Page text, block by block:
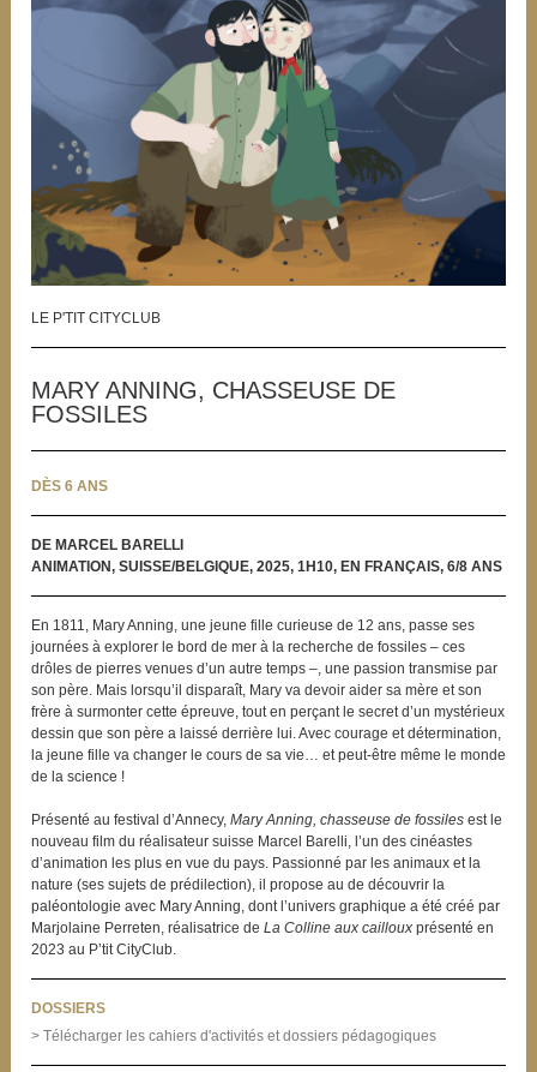
LE P'TIT CITYCLUB
MARY ANNING, CHASSEUSE DE
FOSSILES
DÈS 6 ANS
DE MARCEL BARELLI
ANIMATION, SUISSE/BELGIQUE, 2025, 1H10, EN FRANÇAIS, 6/8 ANS
En 1811, Mary Anning, une jeune fille curieuse de 12 ans, passe ses
journées à explorer le bord de mer à la recherche de fossiles – ces
drôles de pierres venues d’un autre temps –, une passion transmise par
son père. Mais lorsqu’il disparaît, Mary va devoir aider sa mère et son
frère à surmonter cette épreuve, tout en perçant le secret d’un mystérieux
dessin que son père a laissé derrière lui. Avec courage et détermination,
la jeune fille va changer le cours de sa vie… et peut-être même le monde
de la science !
Présenté au festival d’Annecy, Mary Anning, chasseuse de fossiles est le
nouveau film du réalisateur suisse Marcel Barelli, l’un des cinéastes
d’animation les plus en vue du pays. Passionné par les animaux et la
nature (ses sujets de prédilection), il propose au de découvrir la
paléontologie avec Mary Anning, dont l’univers graphique a été créé par
Marjolaine Perreten, réalisatrice de La Colline aux caillouxprésenté en
2023 au P’tit CityClub.
DOSSIERS
> Télécharger les cahiers d'activités et dossiers pédagogiques